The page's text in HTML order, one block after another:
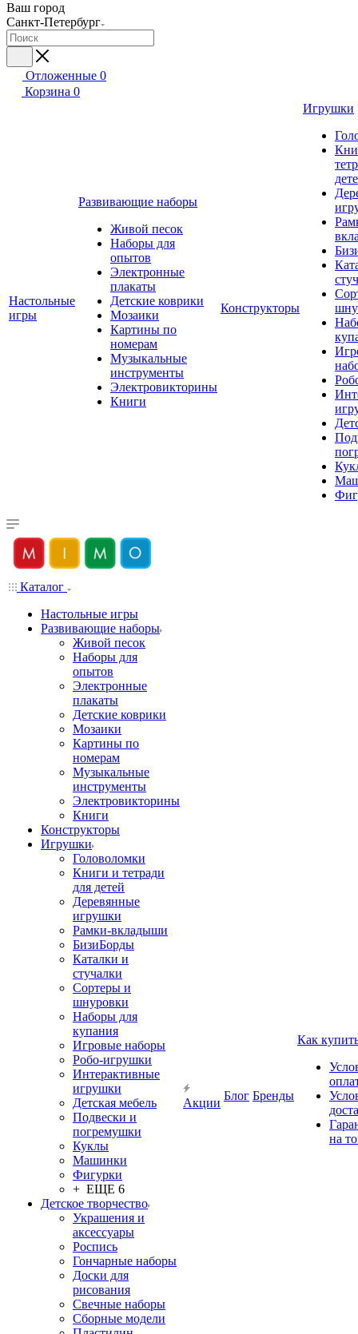
Ваш город
Санкт-Петербург
Отложенные 0
Корзина 0
Настольные
игры
Развивающие наборы
Живой песок
Наборы для
опытов
Электронные
плакаты
Детские коврики
Мозаики
Картины по
номерам
Музыкальные
инструменты
Электровикторины
Книги
Конструкторы
Игрушки
Каталог
Настольные игры
Развивающие наборы
Живой песок
Наборы для
опытов
Электронные
плакаты
Детские коврики
Мозаики
Картины по
номерам
Музыкальные
инструменты
Электровикторины
Книги
Конструкторы
Игрушки
Головоломки
Книги и тетради
для детей
Деревянные
игрушки
Рамки-вкладыши
БизиБорды
Каталки и
стучалки
Сортеры и
шнуровки
Наборы для
купания
Игровые наборы
Робо-игрушки
Интерактивные
игрушки
Детская мебель
Подвески и
погремушки
Куклы
Машинки
Фигурки
+ ЕЩЕ 6
Детское творчество
Украшения и
аксессуары
Роспись
Гончарные наборы
Доски для
рисования
Свечные наборы
Сборные модели
Акции
Блог Бренды
Как
на